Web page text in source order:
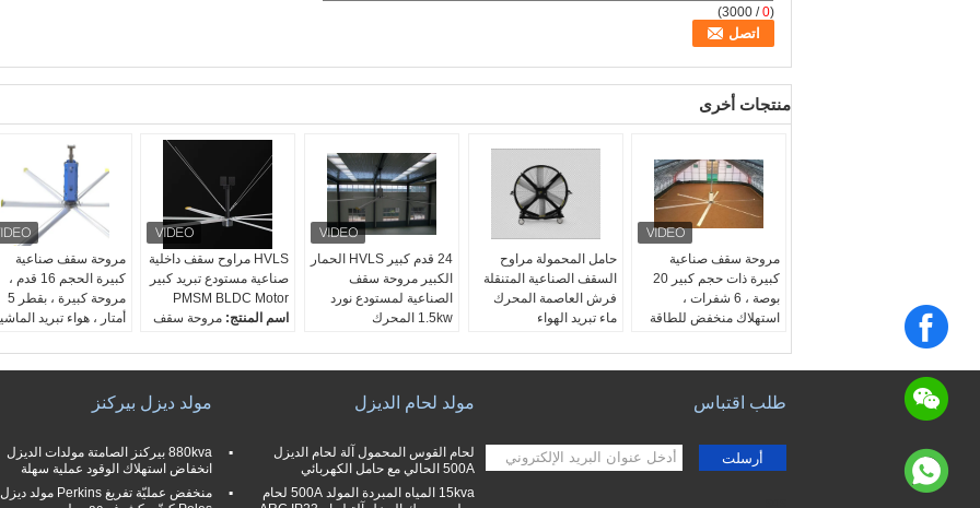
(
0
/ 3000)
منتجات أخرى
مروحة سقف صناعية
كبيرة الحجم 16 قدم ،
مروحة كبيرة ، بقطر 5
أمتار ، هواء تبريد
HVLS مراوح سقف داخلية
صناعية مستودع تبريد كبير
PMSM BLDC Motor
اسم المنتج: مروحة سقف
نوع المحرك:محرك
24 قدم كبير HVLS الحمار
الكبير مروحة سقف
الصناعية لمستودع نورد
1.5kw المحرك
ألمانيا نورد
الجهد االكهربى:220V /
380V / 440V
حامل المحمولة مراوح
السقف الصناعية المتنقلة
فرش العاصمة المحرك
ماء تبريد الهواء
مروحة سقف صناعية
كبيرة ذات حجم كبير 20
بوصة ، 6 شفرات ،
استهلاك منخفض للطاقة
مولد ديزل بيركنز
880kva بيركنز الصامتة مولدات الديزل
انخفاض استهلاك الوقود عملية سهلة
مولد لحام الديزل
لحام القوس المحمول آلة لحام الديزل
500A الحالي مع حامل الكهربائي
15kva المياه المبردة المولد 500A لحام
طلب اقتباس
أرسلت